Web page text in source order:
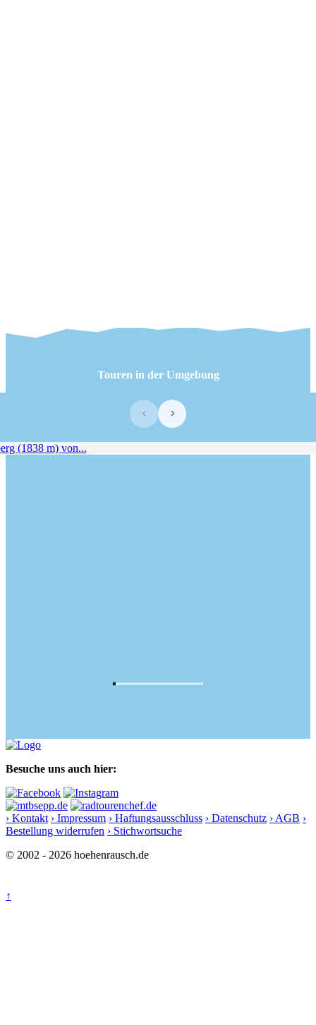
Touren in der Umgebung
‹ ›
Besuche uns auch hier:
› Kontakt › Impressum › Haftungsausschluss › Datenschutz › AGB ›
Bestellung widerrufen › Stichwortsuche
© 2002 - 2026 hoehenrausch.de
↑